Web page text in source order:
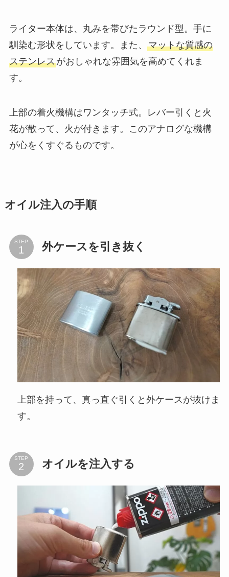
ライター本体は、丸みを帯びたラウンド型。手に
馴染む形状をしています。また、 マットな質感の
ステンレスがおしゃれな雰囲気を高めてくれま
す。
上部の着火機構はワンタッチ式。レバー引くと火
花が散って、火が付きます。このアナログな機構
が心をくすぐるものです。
オイル注入の手順
STEP 外ケースを引き抜く
上部を持って、真っ直ぐ引くと外ケースが抜けま
す。
STEP オイルを注入する